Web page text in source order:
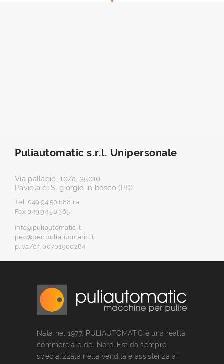
Puliautomatic s.r.l. Unipersonale
Via palladio, 10/a, 35010
Paviola di S. giorgio in bosco (PD)
Tel. 049.94.50.688 r.a.
Fax 049.94.50.365
info@puliautomatic.it
pec@pec.puliautomatic.it
p.iva/c.f. 00701900284
Nata nel 1977, PULIAUTOMATIC è una realtà
commerciale del Nord-Est da sempre
specializzata nella vendita e assistenza ai